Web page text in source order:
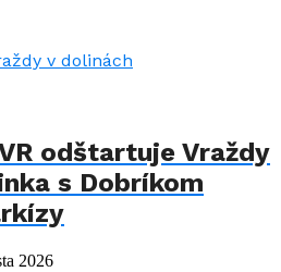
odštartuje Vraždy
s Dobríkom
2026